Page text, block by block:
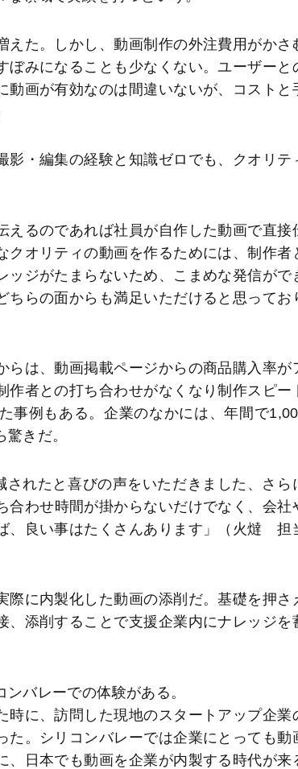
た。しかし、動画制作の外注費用がかさ
ぼみになることも少なくない。ユーザーと
動画が有効なのは間違いないが、コストと
・編集の経験と知識ゼロでも、クオリテ
えるのであれば社員が自作した動画で直接
オリティの動画を作るためには、制作者
ジがたまらないため、こまめな発信がで
らの面からも満足いただけると思ってお
は、動画掲載ページからの商品購入率が
作者との打ち合わせがなくなり制作スピー
事例もある。企業のなかには、年間で
きだ。
されたと喜びの声をいただきました、さら
合わせ時間が掛からないだけでなく、会社
、良い事はたくさんあります」（火燵 担
に内製化した動画の添削だ。基礎を押さ
、添削することで支援企業内にナレッジを
バレーでの体験がある。
時に、訪問した現地のスタートアップ企業
た。シリコンバレーでは企業にとっても動
日本でも動画を企業が内製する時代が来